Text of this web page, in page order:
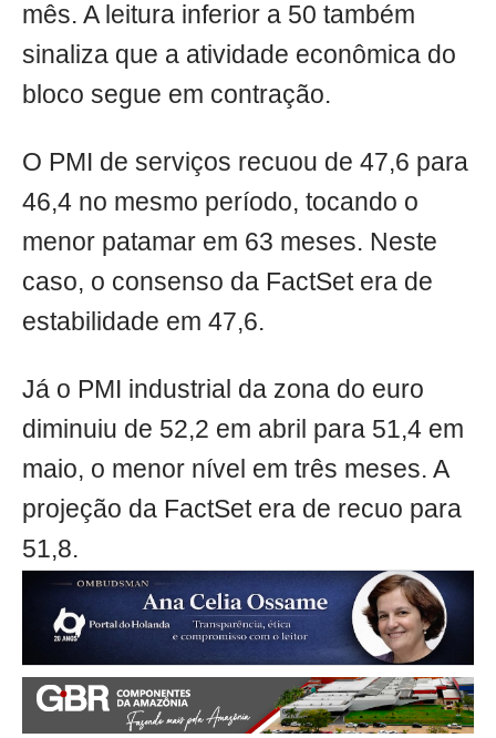
mês. A leitura inferior a 50 também
sinaliza que a atividade econômica do
bloco segue em contração.
O PMI de serviços recuou de 47,6 para
46,4 no mesmo período, tocando o
menor patamar em 63 meses. Neste
caso, o consenso da FactSet era de
estabilidade em 47,6.
Já o PMI industrial da zona do euro
diminuiu de 52,2 em abril para 51,4 em
maio, o menor nível em três meses. A
projeção da FactSet era de recuo para
51,8.